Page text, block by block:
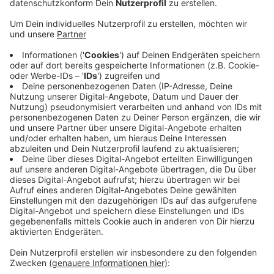
Ein 15-Jähriger war mit dem Familienauto auf der
Gaesdoncker Straße unterwegs. Im Auto saßen zwei
weitere 16-jährige Jugendliche. Auf der Gaesdoncker
Straße kam der 15-Jährige in einer langgezogenen
Rechtskurve von der Fahrbahn ab. Der Wagen prallte
gegen einen Baum, überschlug sich und kam auf dem
Dach liegend zum Stillstand. Die Jugendlichen konnten
noch selbst aussteigen, bevor das Auto Feuer fing. Ein
Anwohner löschte den Brand. Die Jugendlichen
mussten mit schweren Verletzungen ins Krankenhaus
gebracht werden. Der Fahrer muss sich jetzt wegen
des Fahrens ohne Fahrerlaubnis verantworten.